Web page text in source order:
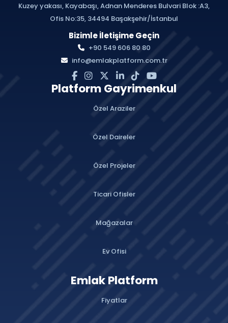
Kuzey yakası, Kayabaşı, Adnan Menderes Bulvari Blok :A3,
Ofis No:35, 34494 Başakşehir/İstanbul
Bizimle İletişime Geçin
+90 549 606 80 80
info@emlakplatform.com.tr
Platform Gayrimenkul
Özel Araziler
Özel Daireler
Özel Projeler
Ticari Ofisler
Mağazalar
Ev Ofisi
Emlak Platform
Fiyatlar